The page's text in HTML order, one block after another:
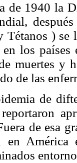
de 1940 la
Tétanos ) se
los países
muertes y
de las
de
de esa
en